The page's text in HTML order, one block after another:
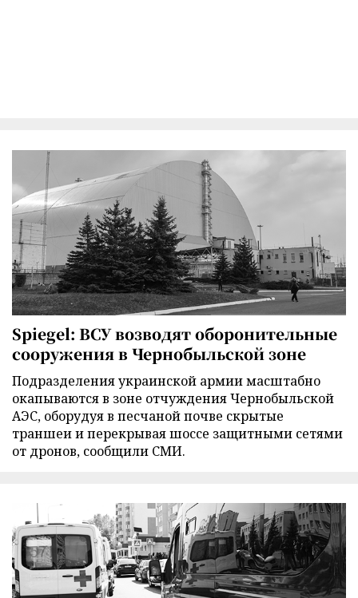
Spiegel: ВСУ возводят оборонительные
сооружения в Чернобыльской зоне
Подразделения украинской армии масштабно
окапываются в зоне отчуждения Чернобыльской
АЭС, оборудуя в песчаной почве скрытые
траншеи и перекрывая шоссе защитными сетями
от дронов, сообщили СМИ.